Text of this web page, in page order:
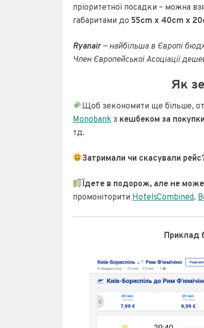
пріоритетної посадки – можна
габаритами до 55cm x 40cm x
Ryanair— найбільша в Європі
Член Європейської Асоціації
Як
Щоб зекономити ще більше,
Monobank з кешбеком за
тд.
Затримали чи скасували
Їдете в подорож, але не
промоніторити HotelsCombined,
Приклад